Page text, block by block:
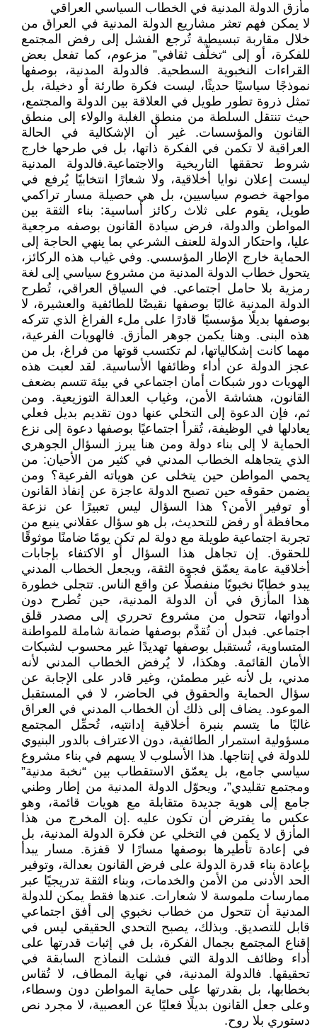
مأزق الدولة المدنية في الخطاب السياسي العراقي
لا يمكن فهم تعثر مشاريع الدولة المدنية في العراق من
خلال مقاربة تبسيطية تُرجع الفشل إلى رفض المجتمع
للفكرة، أو إلى “تخلّف ثقافي” مزعوم، كما تفعل بعض
القراءات النخبوية السطحية. فالدولة المدنية، بوصفها
نموذجًا سياسيًا حديثًا، ليست فكرة طارئة أو دخيلة، بل
تمثل ذروة تطور طويل في العلاقة بين الدولة والمجتمع،
حيث تنتقل السلطة من منطق الغلبة والولاء إلى منطق
القانون والمؤسسات. غير أن الإشكالية في الحالة
العراقية لا تكمن في الفكرة ذاتها، بل في طرحها خارج
شروط تحققها التاريخية والاجتماعية.فالدولة المدنية
ليست إعلان نوايا أخلاقية، ولا شعارًا انتخابيًا يُرفع في
مواجهة خصوم سياسيين، بل هي حصيلة مسار تراكمي
طويل، يقوم على ثلاث ركائز أساسية: بناء الثقة بين
المواطن والدولة، فرض سيادة القانون بوصفه مرجعية
عليا، واحتكار الدولة للعنف الشرعي بما ينهي الحاجة إلى
الحماية خارج الإطار المؤسسي. وفي غياب هذه الركائز،
يتحول خطاب الدولة المدنية من مشروع سياسي إلى لغة
رمزية بلا حامل اجتماعي. في السياق العراقي، تُطرح
الدولة المدنية غالبًا بوصفها نقيضًا للطائفية والعشيرة، لا
بوصفها بديلًا مؤسسيًا قادرًا على ملء الفراغ الذي تتركه
هذه البنى. وهنا يكمن جوهر المأزق. فالهويات الفرعية،
مهما كانت إشكالياتها، لم تكتسب قوتها من فراغ، بل من
عجز الدولة عن أداء وظائفها الأساسية. لقد لعبت هذه
الهويات دور شبكات أمان اجتماعي في بيئة تتسم بضعف
القانون، هشاشة الأمن، وغياب العدالة التوزيعية. ومن
ثم، فإن الدعوة إلى التخلي عنها دون تقديم بديل فعلي
يعادلها في الوظيفة، تُقرأ اجتماعيًا بوصفها دعوة إلى نزع
الحماية لا إلى بناء دولة ومن هنا يبرز السؤال الجوهري
الذي يتجاهله الخطاب المدني في كثير من الأحيان: من
يحمي المواطن حين يتخلى عن هوياته الفرعية؟ ومن
يضمن حقوقه حين تصبح الدولة عاجزة عن إنفاذ القانون
أو توفير الأمن؟ هذا السؤال ليس تعبيرًا عن نزعة
محافظة أو رفض للتحديث، بل هو سؤال عقلاني ينبع من
تجربة اجتماعية طويلة مع دولة لم تكن يومًا ضامنًا موثوقًا
للحقوق. إن تجاهل هذا السؤال أو الاكتفاء بإجابات
أخلاقية عامة يعمّق فجوة الثقة، ويجعل الخطاب المدني
يبدو خطابًا نخبويًا منفصلًا عن واقع الناس. تتجلى خطورة
هذا المأزق في أن الدولة المدنية، حين تُطرح دون
أدواتها، تتحول من مشروع تحرري إلى مصدر قلق
اجتماعي. فبدل أن تُقدَّم بوصفها ضمانة شاملة للمواطنة
المتساوية، تُستقبل بوصفها تهديدًا غير محسوب لشبكات
الأمان القائمة. وهكذا، لا يُرفض الخطاب المدني لأنه
مدني، بل لأنه غير مطمئن، وغير قادر على الإجابة عن
سؤال الحماية والحقوق في الحاضر، لا في المستقبل
الموعود. يضاف إلى ذلك أن الخطاب المدني في العراق
غالبًا ما يتسم بنبرة أخلاقية إدانتيه، تُحمِّل المجتمع
مسؤولية استمرار الطائفية، دون الاعتراف بالدور البنيوي
للدولة في إنتاجها. هذا الأسلوب لا يسهم في بناء مشروع
سياسي جامع، بل يعمّق الاستقطاب بين “نخبة مدنية”
ومجتمع تقليدي”، ويحوّل الدولة المدنية من إطار وطني
جامع إلى هوية جديدة متقابلة مع هويات قائمة، وهو
عكس ما يفترض أن تكون عليه .إن المخرج من هذا
المأزق لا يكمن في التخلي عن فكرة الدولة المدنية، بل
في إعادة تأطيرها بوصفها مسارًا لا قفزة. مسار يبدأ
بإعادة بناء قدرة الدولة على فرض القانون بعدالة، وتوفير
الحد الأدنى من الأمن والخدمات، وبناء الثقة تدريجيًا عبر
ممارسات ملموسة لا شعارات. عندها فقط يمكن للدولة
المدنية أن تتحول من خطاب نخبوي إلى أفق اجتماعي
قابل للتصديق. وبذلك، يصبح التحدي الحقيقي ليس في
إقناع المجتمع بجمال الفكرة، بل في إثبات قدرتها على
أداء وظائف الدولة التي فشلت النماذج السابقة في
تحقيقها. فالدولة المدنية، في نهاية المطاف، لا تُقاس
بخطابها، بل بقدرتها على حماية المواطن دون وسطاء،
وعلى جعل القانون بديلًا فعليًا عن العصبية، لا مجرد نص
دستوري بلا روح.